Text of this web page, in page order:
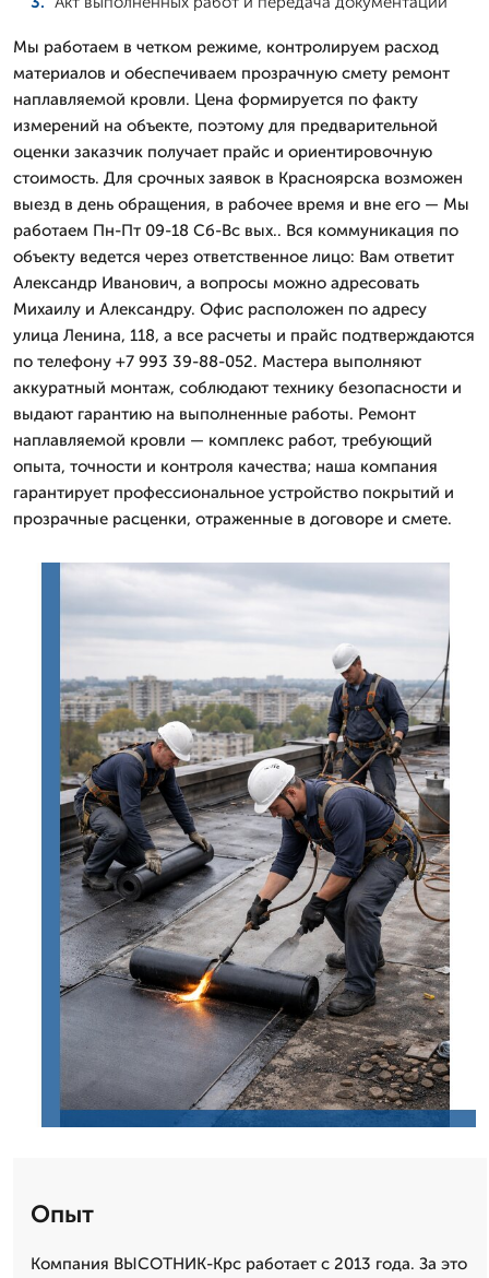
Мы работаем в четком режиме, контролируем расход
материалов и обеспечиваем прозрачную смету ремонт
наплавляемой кровли. Цена формируется по факту
измерений на объекте, поэтому для предварительной
оценки заказчик получает прайс и ориентировочную
стоимость. Для срочных заявок в Красноярска возможен
выезд в день обращения, в рабочее время и вне его — Мы
работаем Пн-Пт 09-18 Сб-Вс вых.. Вся коммуникация по
объекту ведется через ответственное лицо: Вам ответит
Александр Иванович, а вопросы можно адресовать
Михаилу и Александру. Офис расположен по адресу
улица Ленина, 118, а все расчеты и прайс подтверждаются
по телефону +7 993 39-88-052. Мастера выполняют
аккуратный монтаж, соблюдают технику безопасности и
выдают гарантию на выполненные работы. Ремонт
наплавляемой кровли — комплекс работ, требующий
опыта, точности и контроля качества; наша компания
гарантирует профессиональное устройство покрытий и
прозрачные расценки, отраженные в договоре и смете.
Опыт
Компания ВЫСОТНИК-Крс работает с 2013 года. За это